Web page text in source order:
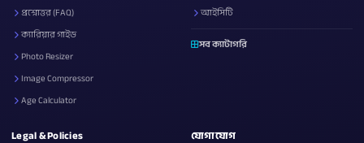
প্রশ্নোত্তর (FAQ)
ক্যারিয়ার গাইড
Photo Resizer
Image Compressor
Age Calculator
আইসিটি
সব ক্যাটাগরি
Legal & Policies যোগাযোগ